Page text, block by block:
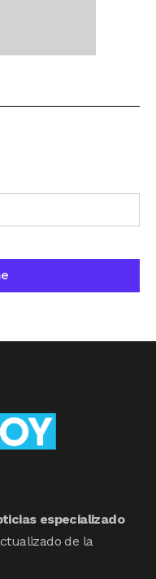
especializado
de la